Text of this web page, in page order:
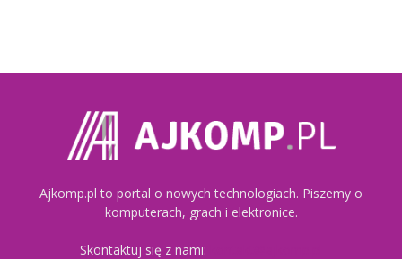
Ajkomp.pl to portal o nowych technologiach. Piszemy o
komputerach, grach i elektronice.
Skontaktuj się z nami: